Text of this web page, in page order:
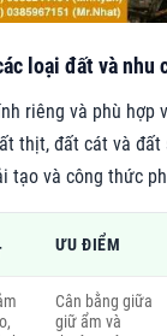
loại đất và nhu
riêng và phù hợp
thịt, đất cát và đất
tạo và công thức
ƯU ĐIỂM
Cân bằng giữa
giữ ẩm và